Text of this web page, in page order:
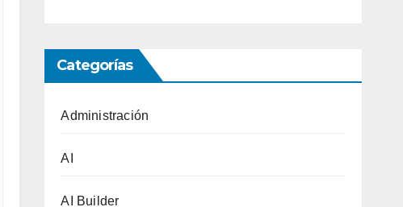
Categorías
Administración
AI
AI Builder